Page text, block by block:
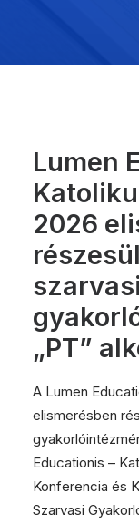
Lumen
2026
szarvasi
„PT”
A Lumen
elismerésben
Educationis –
Konferencia és
Szarvasi